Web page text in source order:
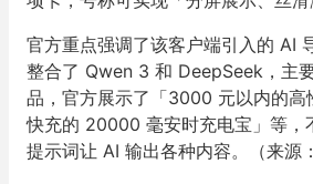
官方重点强调了该客户端引入的 AI
整合了 Qwen 3 和 DeepSeek，主
品，官方展示了「3000 元以内的高
快充的 20000 毫安时充电宝」等，
提示词让 AI 输出各种内容。（来源